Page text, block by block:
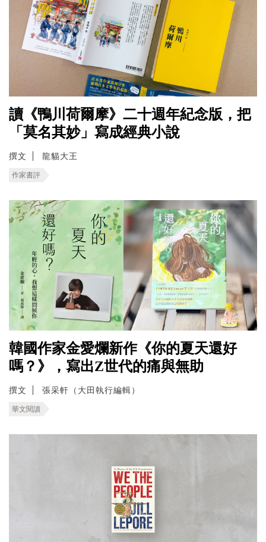
讀《鴨川荷爾摩》二十週年紀念版，把
「莫名其妙」寫成經典小說
撰文 龍貓大王
作家書評
韓國作家金愛爛新作《你的夏天還好
嗎？》，寫出Z世代的痛與無助
撰文 張采軒（大田執行編輯）
華文閱讀